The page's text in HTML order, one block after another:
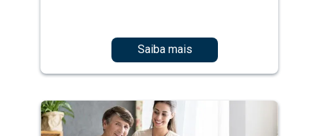
Saiba mais